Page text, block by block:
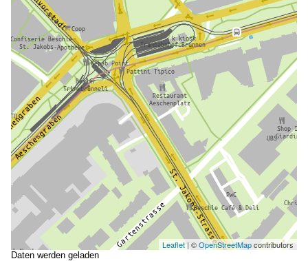
Leaflet | ©OpenStreetMapcontributors
Daten werden geladen